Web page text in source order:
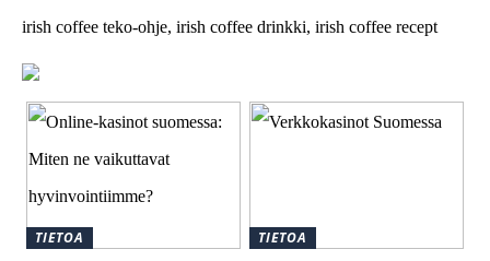
irish coffee teko-ohje, irish coffee drinkki, irish coffee recept
TIETOA
TIETOA